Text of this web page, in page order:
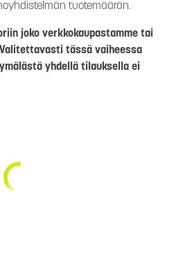
tuotemäärän.
joko verkkokaupastamme tai
tässä vaiheessa
yhdellä tilauksella ei